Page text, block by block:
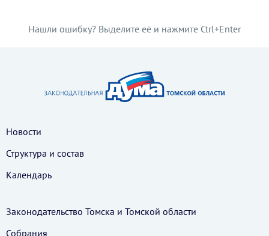
Нашли ошибку? Выделите её и нажмите Ctrl+Enter
Новости
Структура и состав
Календарь
Законодательство Томска и Томской области
Собрания